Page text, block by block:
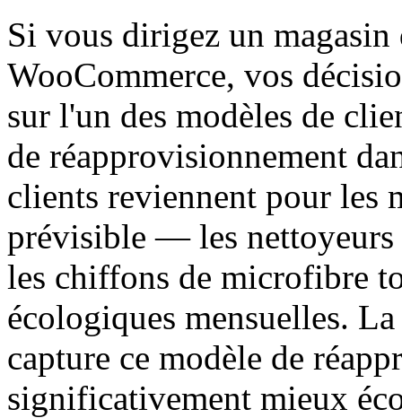
Si vous dirigez un
WooCommerce, vos
sur l'un des modèles de
de réapprovisionnement
clients reviennent pour les
prévisible — les nettoyeurs
les chiffons de microfibre
écologiques mensuelles.
capture ce modèle de
significativement mieux